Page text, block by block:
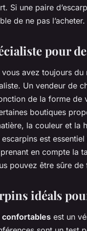
Si une paire
de ne pas l’acheter.
pour
avez toujours du
Un vendeur de
de la forme
boutiques
la couleur et la
est
en compte la
pouvez être sûre
idéals
confortables est un